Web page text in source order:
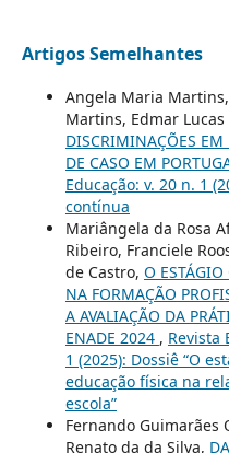
Artigos Semelhantes
Angela Maria
Martins, Edmar
DISCRIMINAÇÕES EM
DE CASO EM
Educação: v. 20 n. 1
contínua
Mariângela da Rosa
Ribeiro, Franciele
de Castro, O ESTÁGIO
NA FORMAÇÃO
A AVALIAÇÃO DA
ENADE 2024 , Revista
1 (2025): Dossiê “O
educação física na
escola”
Fernando Guimarães
Renato da da Silva,